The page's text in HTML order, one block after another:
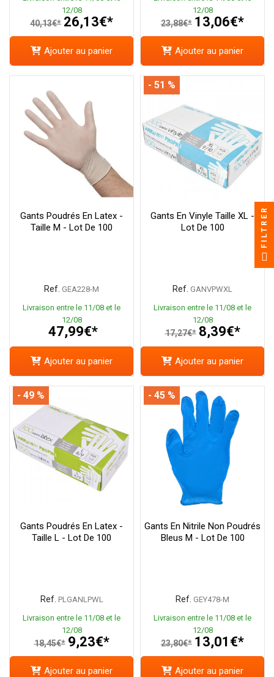
12/08
40,13€* 26,13€*
Ajouter au panier
12/08
23,88€* 13,06€*
Ajouter au panier
Gants Poudrés En Latex -
Taille M - Lot De 100
Ref. GEA228-M
Livraison entre le 11/08 et le
12/08
47,99€*
Ajouter au panier
Gants En Vinyle Taille XL -
Lot De 100
Ref. GANVPWXL
Livraison entre le 11/08 et le
12/08
17,27€* 8,39€*
- 51 %
Ajouter au panier
Gants Poudrés En Latex -
Taille L - Lot De 100
Ref. PLGANLPWL
Livraison entre le 11/08 et le
12/08
18,45€* 9,23€*
- 49 %
Ajouter au panier
Gants En Nitrile Non Poudrés
Bleus M - Lot De 100
Ref. GEY478-M
Livraison entre le 11/08 et le
12/08
23,80€* 13,01€*
- 45 %
Ajouter au panier
FILTRER